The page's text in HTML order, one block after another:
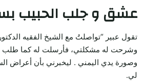
عشق و جلب الحبيب
تقول عبير “تواصلتُ مع الشيخ الفقيه
وشرحت له مشكلتي، فأرسلت له كما
وصورة يدي اليمني . ليخبرني بأن أعراض
لي.